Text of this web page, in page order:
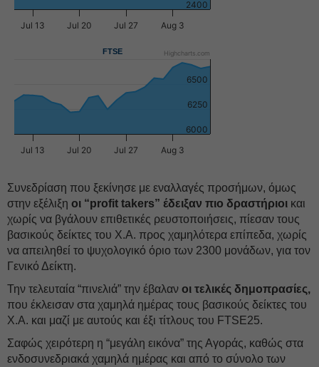
Jul 13 Jul 20 Jul 27 Aug 3
2400
FTSE
Jul 13 Jul 20 Jul 27 Aug 3
6000
6250
6500
Highcharts.com
Συνεδρίαση που ξεκίνησε με εναλλαγές προσήμων, όμως
στην εξέλιξη οι “profit takers” έδειξαν πιο δραστήριοι και
χωρίς να βγάλουν επιθετικές ρευστοποιήσεις, πίεσαν τους
βασικούς δείκτες του Χ.Α. προς χαμηλότερα επίπεδα, χωρίς
να απειληθεί το ψυχολογικό όριο των 2300 μονάδων, για τον
Γενικό Δείκτη.
Την τελευταία “πινελιά” την έβαλαν οι τελικές δημοπρασίες,
που έκλεισαν στα χαμηλά ημέρας τους βασικούς δείκτες του
Χ.Α. και μαζί με αυτούς και έξι τίτλους του FTSE25.
Σαφώς χειρότερη η “μεγάλη εικόνα” της Αγοράς, καθώς στα
ενδοσυνεδριακά χαμηλά ημέρας και από το σύνολο των